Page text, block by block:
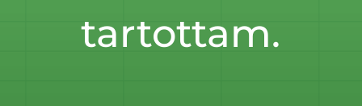
tartottam.